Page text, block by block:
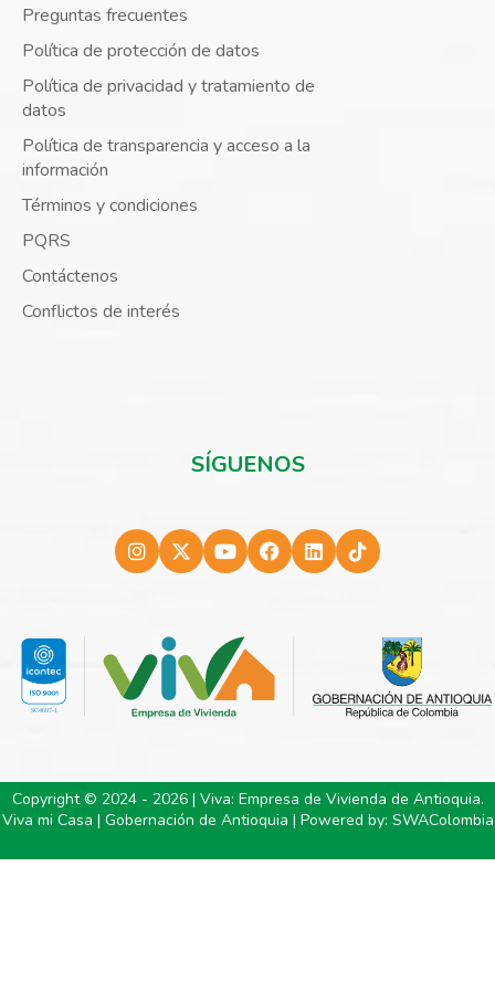
Preguntas frecuentes
Política de protección de datos
Política de privacidad y tratamiento de
datos
Política de transparencia y acceso a la
información
Términos y condiciones
PQRS
Contáctenos
Conflictos de interés
SÍGUENOS
Copyright © 2024 - 2026 | Viva: Empresa de Vivienda de Antioquia.
Viva mi Casa | Gobernación de Antioquia | Powered by: SWAColombia